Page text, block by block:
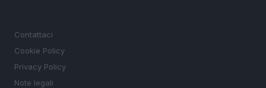
Contattaci
Cookie Policy
Privacy Policy
Note legali